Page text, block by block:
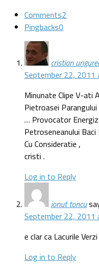
Comments2
Pingbacks0
cristian
September 22, 2011
Minunate Clipe V-ati
Pietroasei
… Provocator
Petroseneanului Baci !
Cu Consideratie ,
cristi .
Log in to Reply
ionut toncu
September 22, 2011
e clar ca Lacurile
Log in to Reply